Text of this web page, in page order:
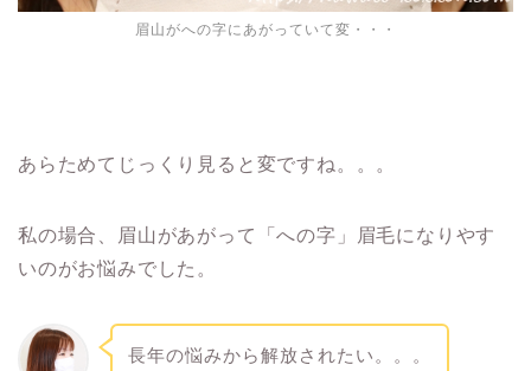
眉山がへの字にあがっていて変・・・
あらためてじっくり見ると変ですね。。。
私の場合、眉山があがって「への字」眉毛になりやす
いのがお悩みでした。
長年の悩みから解放されたい。。。